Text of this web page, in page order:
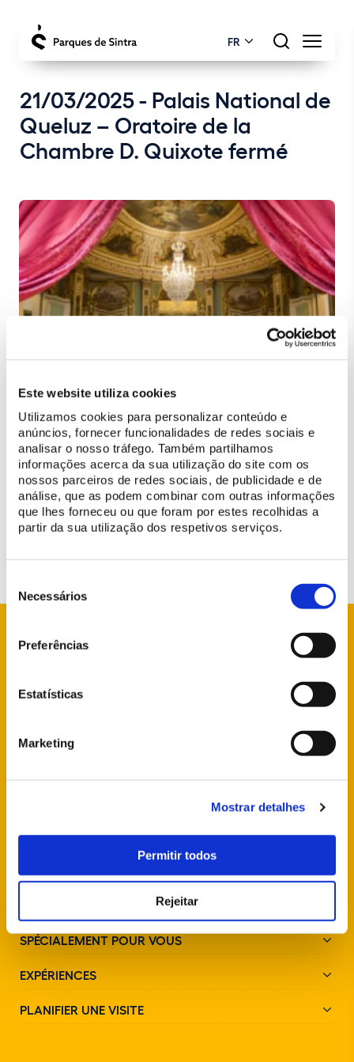
Este website utiliza cookies
Utilizamos cookies para personalizar conteúdo e
anúncios, fornecer funcionalidades de redes sociais e
analisar o nosso tráfego. Também partilhamos
informações acerca da sua utilização do site com os
nossos parceiros de redes sociais, de publicidade e de
análise, que as podem combinar com outras informações
que lhes forneceu ou que foram por estes recolhidas a
partir da sua utilização dos respetivos serviços.
Necessários
Preferências
Estatísticas
Marketing
Mostrar detalhes
Permitir todos
Rejeitar
FR
21/03/2025 - Palais National de
Queluz – Oratoire de la
Chambre D. Quixote fermé
Du 24 mars au 4 avril, l'Oratoire de la Chambre D. Quichotte sera
fermé pour des travaux de maintenance. Nous nous excusons
pour la gêne occasionnée et vous remercions pour votre
compréhension.
PARCS ET MONUMENTS
SPÉCIALEMENT POUR VOUS
EXPÉRIENCES
PLANIFIER UNE VISITE